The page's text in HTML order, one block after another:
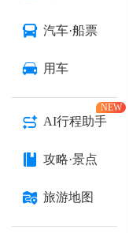
汽车·船票
用车
AI行程助手
NEW
攻略·景点
旅游地图